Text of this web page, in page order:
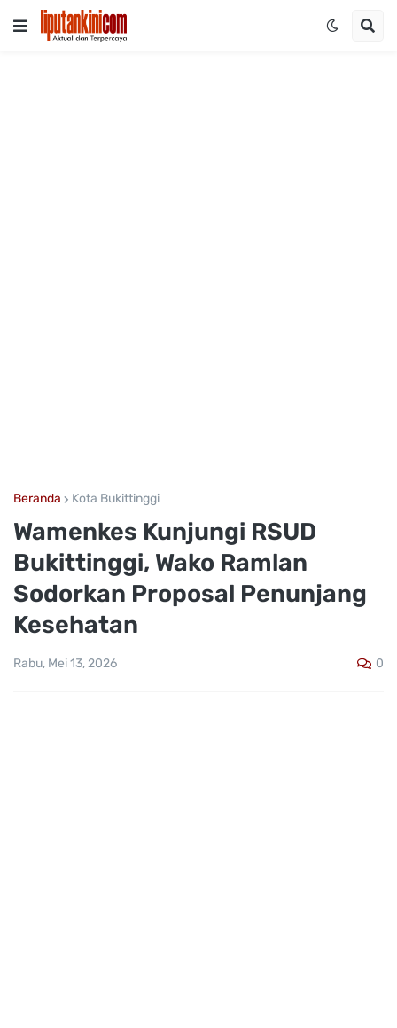
Beranda Kota Bukittinggi
Wamenkes Kunjungi RSUD
Bukittinggi, Wako Ramlan
Sodorkan Proposal Penunjang
Kesehatan
Rabu, Mei 13, 2026 0